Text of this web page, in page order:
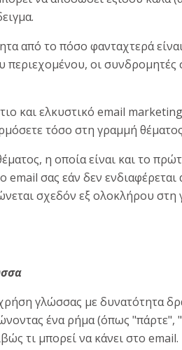
από το πόσο φανταχτερά
περιεχομένου, οι
και ελκυστικό email
τόσο στη γραμμή
η οποία είναι και το
email σας εάν δεν
σχεδόν εξ ολοκλήρου
γλώσσας με δυνατότητα
ένα ρήμα (όπως "πάρτε",
τι μπορεί να κάνει στο email.